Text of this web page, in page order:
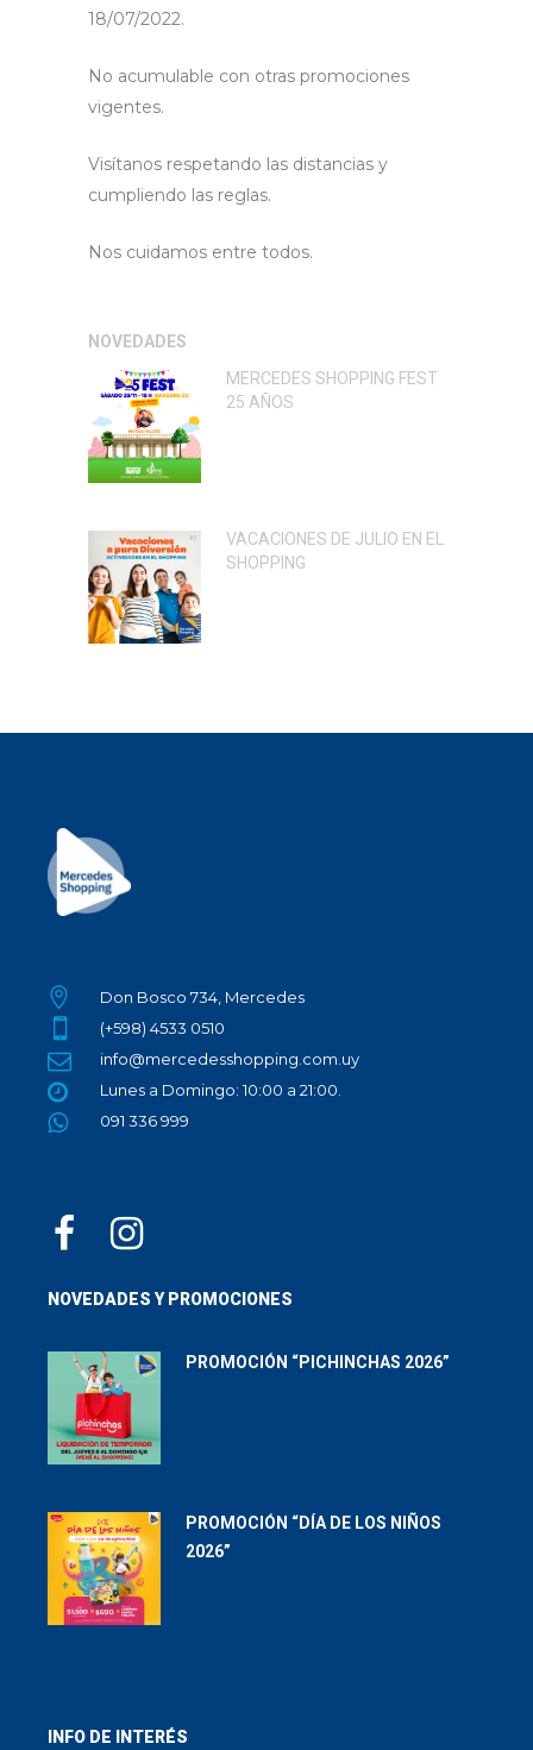
18/07/2022.
No acumulable con otras promociones
vigentes.
Visítanos respetando las distancias y
cumpliendo las reglas.
Nos cuidamos entre todos.
NOVEDADES
MERCEDES SHOPPING FEST
25 AÑOS
VACACIONES DE JULIO EN EL
SHOPPING
Don Bosco 734, Mercedes
(+598) 4533 0510
info@mercedesshopping.com.uy
Lunes a Domingo: 10:00 a 21:00.
091 336 999
NOVEDADES Y PROMOCIONES
PROMOCIÓN “PICHINCHAS 2026”
PROMOCIÓN “DÍA DE LOS NIÑOS
2026”
INFO DE INTERÉS